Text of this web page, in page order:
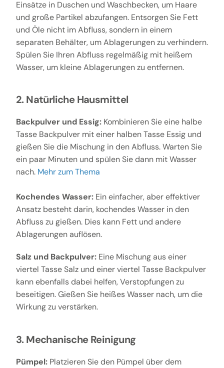
Einsätze in Duschen und Waschbecken, um Haare
und große Partikel abzufangen. Entsorgen Sie Fett
und Öle nicht im Abfluss, sondern in einem
separaten Behälter, um Ablagerungen zu verhindern.
Spülen Sie Ihren Abfluss regelmäßig mit heißem
Wasser, um kleine Ablagerungen zu entfernen.
2. Natürliche Hausmittel
Backpulver und Essig:Kombinieren Sie eine halbe
Tasse Backpulver mit einer halben Tasse Essig und
gießen Sie die Mischung in den Abfluss. Warten Sie
ein paar Minuten und spülen Sie dann mit Wasser
nach. Mehr zum Thema
Kochendes Wasser:Ein einfacher, aber effektiver
Ansatz besteht darin, kochendes Wasser in den
Abfluss zu gießen. Dies kann Fett und andere
Ablagerungen auflösen.
Salz und Backpulver:Eine Mischung aus einer
viertel Tasse Salz und einer viertel Tasse Backpulver
kann ebenfalls dabei helfen, Verstopfungen zu
beseitigen. Gießen Sie heißes Wasser nach, um die
Wirkung zu verstärken.
3. Mechanische Reinigung
Pümpel:Platzieren Sie den Pümpel über dem